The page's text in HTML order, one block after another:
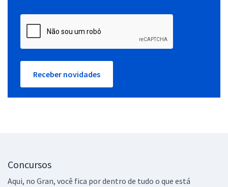
Receber novidades
Concursos
Aqui, no Gran, você fica por dentro de tudo o que está